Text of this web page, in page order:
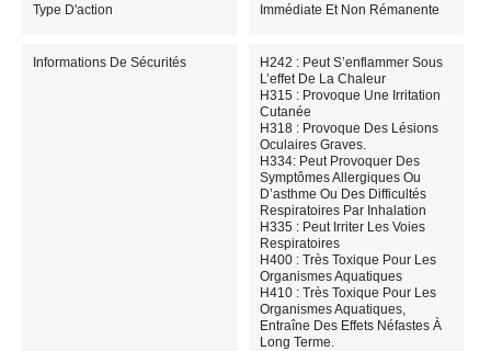
Type D'action Immédiate Et Non Rémanente
Informations De Sécurités
H242 : Peut S’enflammer Sous
L’effet De La Chaleur
H315 : Provoque Une Irritation
Cutanée
H318 : Provoque Des Lésions
Oculaires Graves.
H334: Peut Provoquer Des
Symptômes Allergiques Ou
D’asthme Ou Des Difficultés
Respiratoires Par Inhalation
H335 : Peut Irriter Les Voies
Respiratoires
H400 : Très Toxique Pour Les
Organismes Aquatiques
H410 : Très Toxique Pour Les
Organismes Aquatiques,
Entraîne Des Effets Néfastes À
Long Terme.